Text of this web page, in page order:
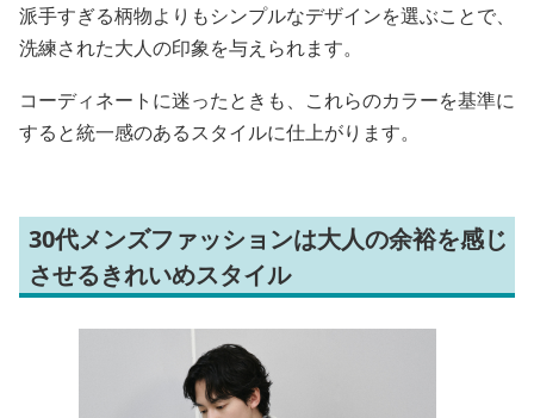
派手すぎる柄物よりもシンプルなデザインを選ぶことで、
洗練された大人の印象を与えられます。
コーディネートに迷ったときも、これらのカラーを基準に
すると統一感のあるスタイルに仕上がります。
30代メンズファッションは大人の余裕を感じ
させるきれいめスタイル